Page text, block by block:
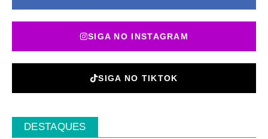
SIGA NO INSTAGRAM
SIGA NO TIKTOK
DESTAQUES